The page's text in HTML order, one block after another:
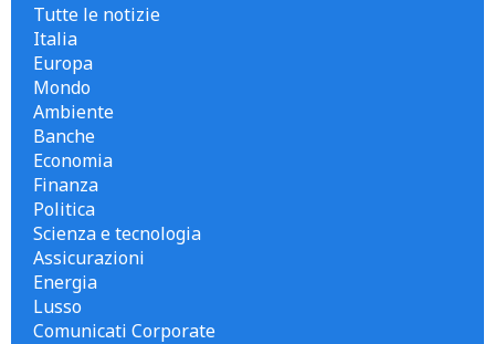
Tutte le notizie
Italia
Europa
Mondo
Ambiente
Banche
Economia
Finanza
Politica
Scienza e tecnologia
Assicurazioni
Energia
Lusso
Comunicati Corporate